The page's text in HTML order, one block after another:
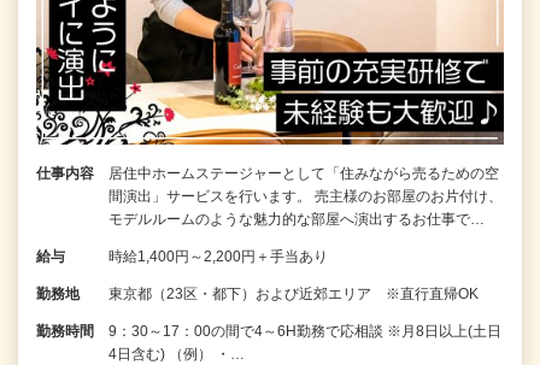
仕事内容
居住中ホームステージャーとして「住みながら売るための空
間演出」サービスを行います。 売主様のお部屋のお片付け、
モデルルームのような魅力的な部屋へ演出するお仕事で…
給与 時給1,400円～2,200円＋手当あり
勤務地 東京都（23区・都下）および近郊エリア ※直行直帰OK
勤務時間
9：30～17：00の間で4～6H勤務で応相談 ※月8日以上(土日
4日含む) （例） ・…